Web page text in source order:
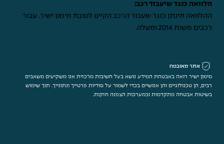
הלוואה כנגד שיעבוד רכב:
ההלוואה תינתן כנגד שעבוד הרכב הקיים לטובת מימון ישיר. עבור
רכבים משנת 2014 ומעלה.
אתר מאובטח
מימון ישיר רואה באבטחת המידע נושא בעל חשיבות מרכזית אנו משקיעים משאבים
רבים, הן טכנולוגיים והן אנושיים בכדי לשמור על סודיות פרטייך ונתונייך. תוך שימוש
בשיטות אבטחה מתקדמות ובמערכות הצפנה חזקות.